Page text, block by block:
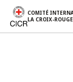
COMITÉ
LA CROIX-ROUGE